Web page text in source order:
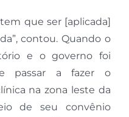
que ser [aplicada]
contou. Quando o
e o governo foi
passar a fazer o
na zona leste da
de seu convênio